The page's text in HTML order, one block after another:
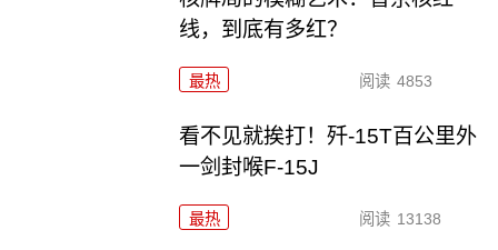
线，到底有多红？
最热 阅读 4853
看不见就挨打！歼-15T百公里外
一剑封喉F-15J
最热 阅读 13138